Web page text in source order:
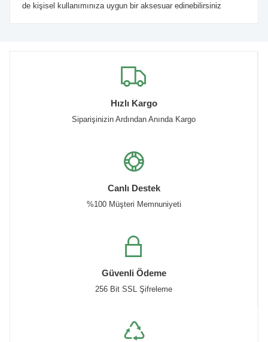
de kişisel kullanımınıza uygun bir aksesuar edinebilirsiniz
Hızlı Kargo
Siparişinizin Ardından Anında Kargo
Canlı Destek
%100 Müşteri Memnuniyeti
Güvenli Ödeme
256 Bit SSL Şifreleme